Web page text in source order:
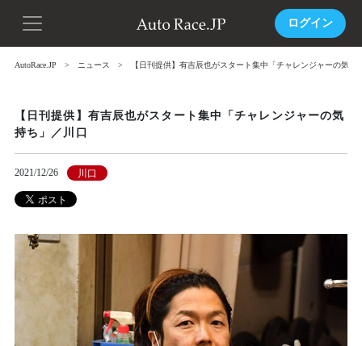
ログイン
AutoRace.JP ニュース 【日刊提供】有吉辰也がスタート集中「チャレンジャーの気持
【日刊提供】有吉辰也がスタート集中「チャレンジャーの気
持ち」／川口
2021/12/26 川口